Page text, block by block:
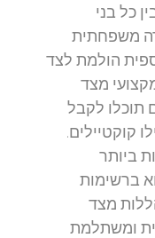
כל בני
משפחתית
הולמת לצד
מצד
לקבל
ברשימות
מצד
ומשתלמת